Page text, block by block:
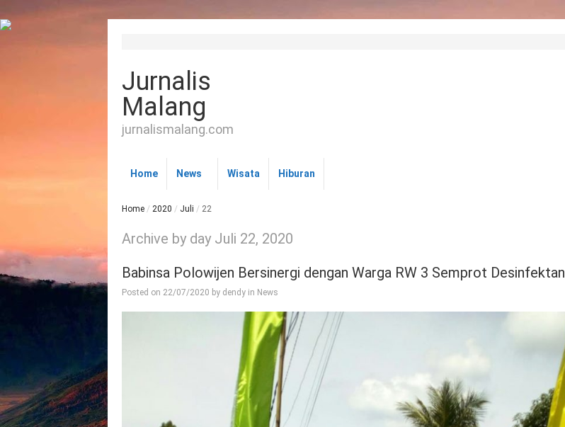
Jurnalis
Malang
jurnalismalang.com
Home News Wisata Hiburan
Home / 2020 / Juli / 22
Archive by day Juli 22, 2020
Babinsa Polowijen Bersinergi dengan Warga RW 3 Semprot Desinfektan
Posted on 22/07/2020 by dendy in News